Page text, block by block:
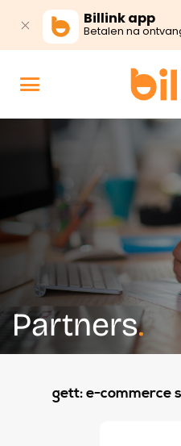
Billink app
Betalen na
Partners.
gett: e-commerce